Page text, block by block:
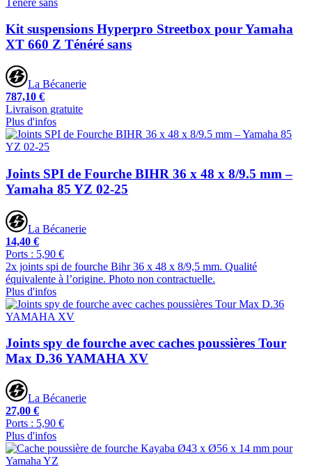
Kit suspensions Hyperpro Streetbox pour Yamaha
XT 660 Z Ténéré sans
La Bécanerie
787,10 €
Livraison gratuite
Plus d'infos
Joints SPI de Fourche BIHR 36 x 48 x 8/9.5 mm –
Yamaha 85 YZ 02-25
La Bécanerie
14,40 €
Ports : 5,90 €
2x joints spi de fourche Bihr 36 x 48 x 8/9,5 mm. Qualité
équivalente à l’origine. Photo non contractuelle.
Plus d'infos
Joints spy de fourche avec caches poussières Tour
Max D.36 YAMAHA XV
La Bécanerie
27,00 €
Ports : 5,90 €
Plus d'infos